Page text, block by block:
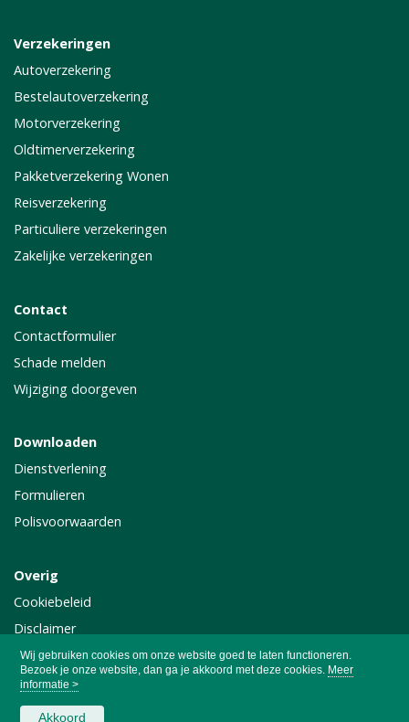
Wij gebruiken cookies om onze website goed te laten functioneren.
Bezoek je onze website, dan ga je akkoord met deze cookies. Meer
informatie >
Akkoord
Verzekeringen
Autoverzekering
Bestelautoverzekering
Motorverzekering
Oldtimerverzekering
Pakketverzekering Wonen
Reisverzekering
Particuliere verzekeringen
Zakelijke verzekeringen
Contact
Contactformulier
Schade melden
Wijziging doorgeven
Downloaden
Dienstverlening
Formulieren
Polisvoorwaarden
Overig
Cookiebeleid
Disclaimer
Privacy